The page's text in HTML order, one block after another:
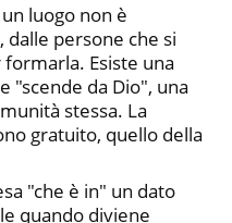
luogo non è
dalle persone che si
Esiste una
"scende da Dio", una
stessa. La
gratuito, quello della
"che è in" un dato
quando diviene